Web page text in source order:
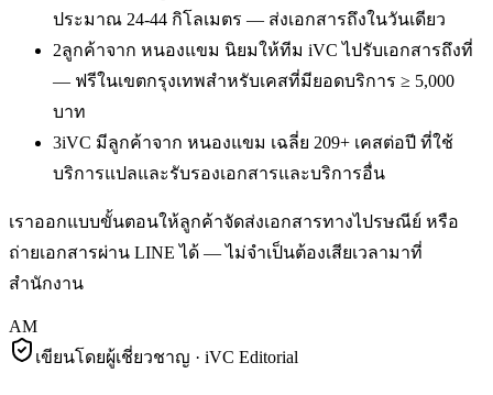
ประมาณ 24-44 กิโลเมตร — ส่งเอกสารถึงในวันเดียว
2ลูกค้าจาก หนองแขม นิยมให้ทีม iVC ไปรับเอกสารถึงที่
— ฟรีในเขตกรุงเทพสำหรับเคสที่มียอดบริการ ≥ 5,000
บาท
3iVC มีลูกค้าจาก หนองแขม เฉลี่ย 209+ เคสต่อปี ที่ใช้
บริการแปลและรับรองเอกสารและบริการอื่น
เราออกแบบขั้นตอนให้ลูกค้าจัดส่งเอกสารทางไปรษณีย์ หรือ
ถ่ายเอกสารผ่าน LINE ได้ — ไม่จำเป็นต้องเสียเวลามาที่
สำนักงาน
AM
เขียนโดยผู้เชี่ยวชาญ · iVC Editorial